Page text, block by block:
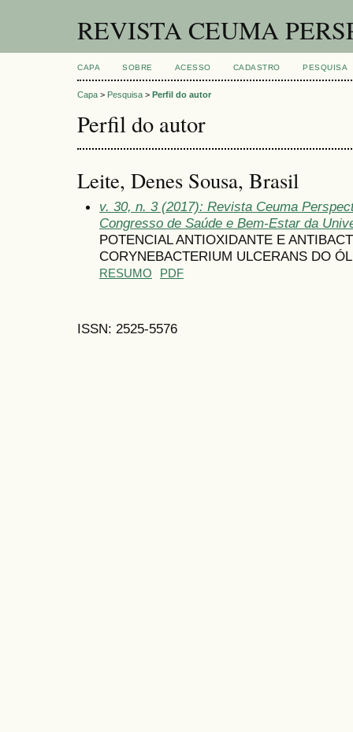
REVISTA CEUMA
CAPA SOBRE ACESSO CADASTRO PESQUISA
Capa > Pesquisa > Perfil do autor
Perfil do autor
Leite, Denes Sousa, Brasil
v. 30, n. 3 (2017): Revista Ceuma
Congresso de Saúde e Bem-Estar da
POTENCIAL ANTIOXIDANTE E
CORYNEBACTERIUM ULCERANS DO
RESUMO PDF
ISSN: 2525-5576